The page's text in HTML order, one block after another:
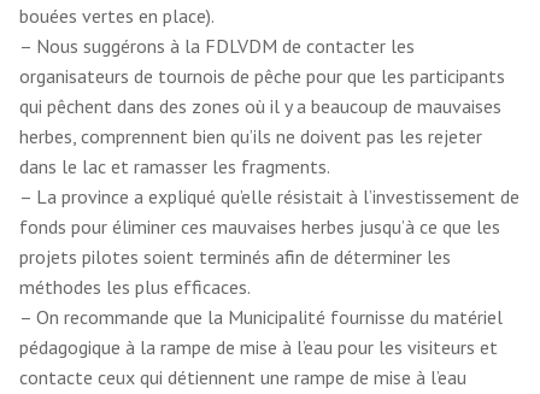
bouées vertes en place).
– Nous suggérons à la FDLVDM de contacter les
organisateurs de tournois de pêche pour que les participants
qui pêchent dans des zones où il y a beaucoup de mauvaises
herbes, comprennent bien qu’ils ne doivent pas les rejeter
dans le lac et ramasser les fragments.
– La province a expliqué qu’elle résistait à l’investissement de
fonds pour éliminer ces mauvaises herbes jusqu’à ce que les
projets pilotes soient terminés afin de déterminer les
méthodes les plus efficaces.
– On recommande que la Municipalité fournisse du matériel
pédagogique à la rampe de mise à l’eau pour les visiteurs et
contacte ceux qui détiennent une rampe de mise à l’eau